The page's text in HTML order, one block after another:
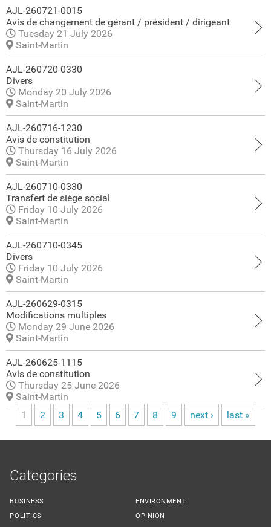
AJL-260721-0015
Avis de changement de gérant / président / dirigeant
Tuesday 21 July 2026
Saint-Martin
AJL-260720-0330
Divers
Monday 20 July 2026
Saint-Martin
AJL-260716-1230
Avis de constitution
Thursday 16 July 2026
Saint-Martin
AJL-260710-0330
Transfert de siège social
Friday 10 July 2026
Saint-Martin
AJL-260710-0345
Divers
Friday 10 July 2026
Saint-Martin
AJL-260629-0315
Modifications multiples
Monday 29 June 2026
Saint-Martin
AJL-260625-1115
Avis de constitution
Thursday 25 June 2026
Saint-Martin
Pages
1 2 3 4 5 6 7 8 9 next › last »
Categories
BUSINESS
POLITICS
ENVIRONMENT
OPINION